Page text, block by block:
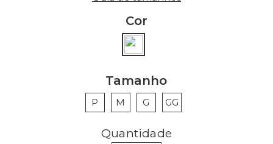
Cor
Tamanho
P M G GG